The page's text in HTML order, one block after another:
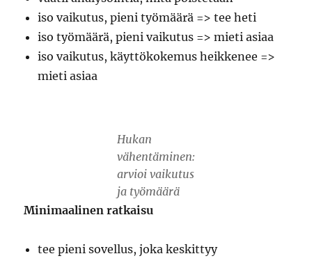
iso vaikutus, pieni työmäärä => tee heti
iso työmäärä, pieni vaikutus => mieti asiaa
iso vaikutus, käyttökokemus heikkenee =>
mieti asiaa
Hukan
vähentäminen:
arvioi vaikutus
ja työmäärä
Minimaalinen ratkaisu
tee pieni sovellus, joka keskittyy